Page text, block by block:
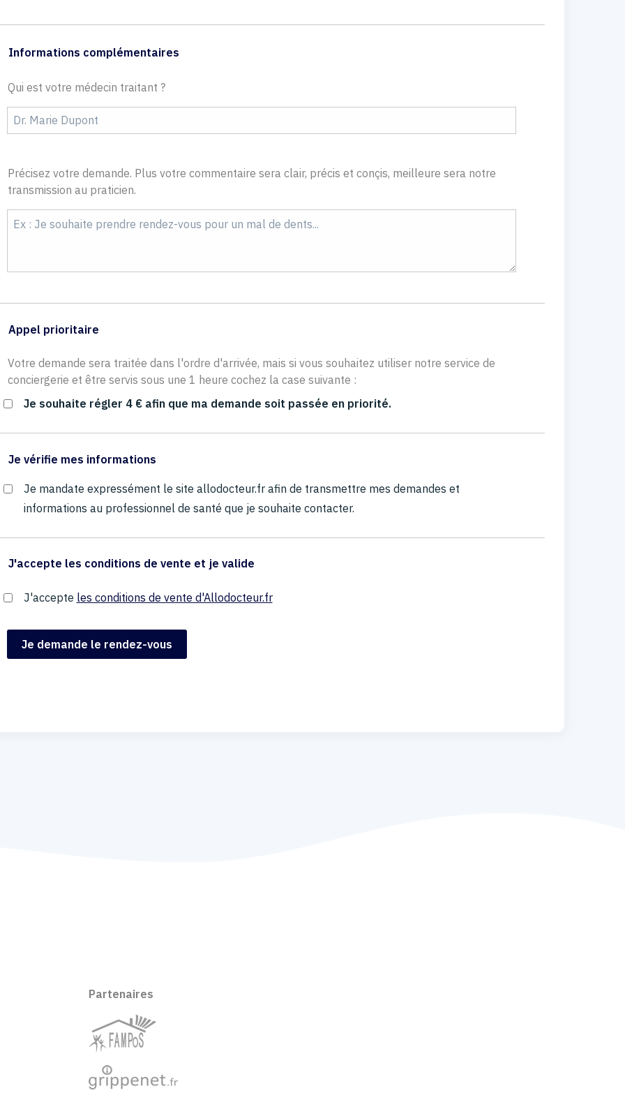
Informations complémentaires
Qui est votre médecin traitant ?
Précisez votre demande. Plus votre commentaire sera clair, précis et conçis, meilleure sera notre
transmission au praticien.
Appel prioritaire
Votre demande sera traitée dans l'ordre d'arrivée, mais si vous souhaitez utiliser notre service de
conciergerie et être servis sous une 1 heure cochez la case suivante :
Je souhaite régler 4 € afin que ma demande soit passée en priorité.
Je vérifie mes informations
Je mandate expressément le site allodocteur.fr afin de transmettre mes demandes et
informations au professionnel de santé que je souhaite contacter.
J'accepte les conditions de vente et je valide
J'accepte les conditions de vente d'Allodocteur.fr
Partenaires